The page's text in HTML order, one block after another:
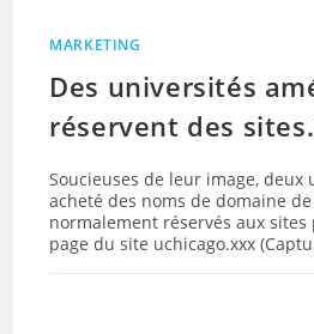
MARKETING
Des universités
réservent des
Soucieuses de leur image, deux
acheté des noms de domaine
normalement réservés aux
page du site uchicago.xxx